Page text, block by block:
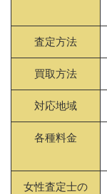
査定方法
買取方法
対応地域
各種料金
女性査定士の